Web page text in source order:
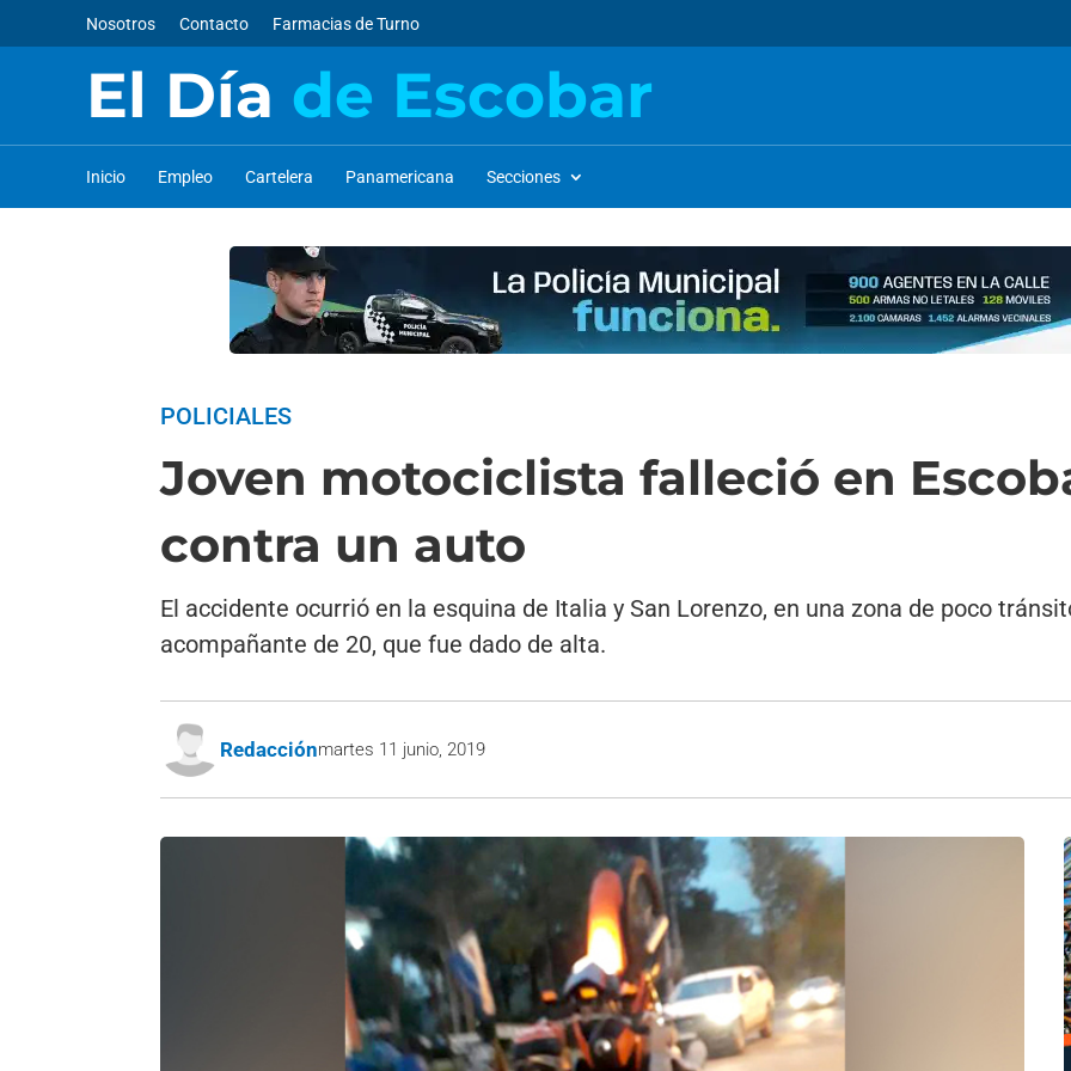
Nosotros Contacto Farmacias de Turno
El Día de Escobar
Inicio Empleo Cartelera Panamericana Secciones
POLICIALES
Joven motociclista falleció en
contra un auto
El accidente ocurrió en la esquina de Italia y San Lorenzo, en una zona de poco
acompañante de 20, que fue dado de alta.
Redacciónmartes 11 junio, 2019